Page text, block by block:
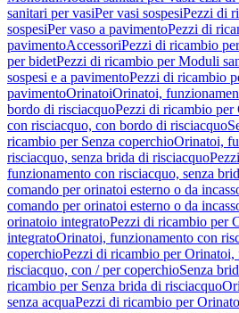
sanitari per vasiPer vasi sospesiPezzi di
sospesiPer vaso a pavimentoPezzi di
pavimentoAccessoriPezzi di ricambio
per bidetPezzi di ricambio per Moduli
sospesi e a pavimentoPezzi di ricambio
pavimentoOrinatoiOrinatoi,
bordo di risciacquoPezzi di ricambio
con risciacquo, con bordo di risciacquo
ricambio per Senza coperchioOrinatoi,
risciacquo, senza brida di risciacquo
funzionamento con risciacquo, senza
comando per orinatoi esterno o da
comando per orinatoi esterno o da
orinatoio integratoPezzi di ricambio per
integratoOrinatoi, funzionamento con
coperchioPezzi di ricambio per Orinatoi,
risciacquo, con / per coperchioSenza
ricambio per Senza brida di risciacquo
senza acquaPezzi di ricambio per